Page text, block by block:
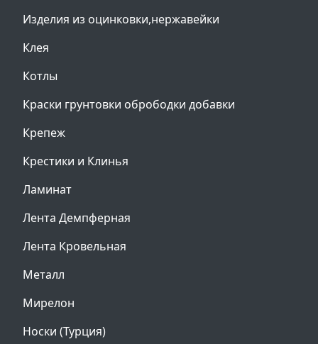
Изделия из оцинковки,нержавейки
Клея
Котлы
Краски грунтовки обрободки добавки
Крепеж
Крестики и Клинья
Ламинат
Лента Демпферная
Лента Кровельная
Металл
Мирелон
Носки (Турция)